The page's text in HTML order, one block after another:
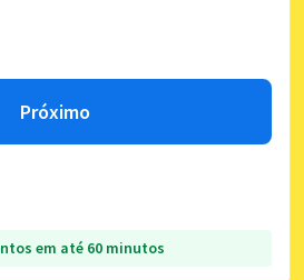
Próximo
em até 60 minutos